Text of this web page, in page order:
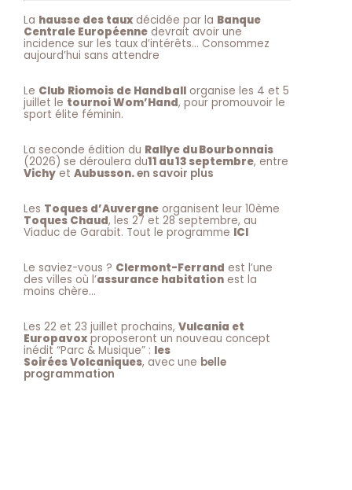
La hausse des taux décidée par la Banque
Centrale Européenne devrait avoir une
incidence sur les taux d’intérêts… Consommez
aujourd’hui sans attendre
Le Club Riomois de Handball organise les 4 et 5
juillet le tournoi Wom’Hand, pour promouvoir le
sport élite féminin.
La seconde édition du Rallye du Bourbonnais
(2026) se déroulera du11 au 13 septembre, entre
Vichy et Aubusson.en savoir plus
Les Toques d’Auvergne organisent leur 10ème
Toques Chaud, les 27 et 28 septembre, au
Viaduc de Garabit. Tout le programme ICI
Le saviez-vous ? Clermont-Ferrand est l’une
des villes où l’assurance habitation est la
moins chère…
Les 22 et 23 juillet prochains, Vulcania et
Europavoxproposeront un nouveau concept
inédit “Parc & Musique” : les
Soirées Volcaniques, avec une belle
programmation